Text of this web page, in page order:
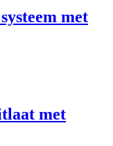
met
met